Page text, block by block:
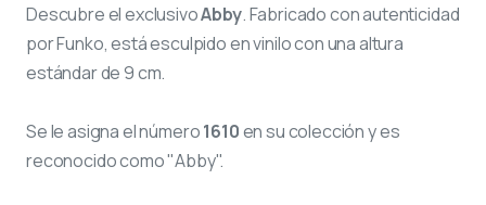
Descubre el exclusivoAbby. Fabricado con autenticidad
por Funko, está esculpido en vinilo con una altura
estándar de 9 cm.
Se le asigna el número1610en su colección y es
reconocido como "Abby".